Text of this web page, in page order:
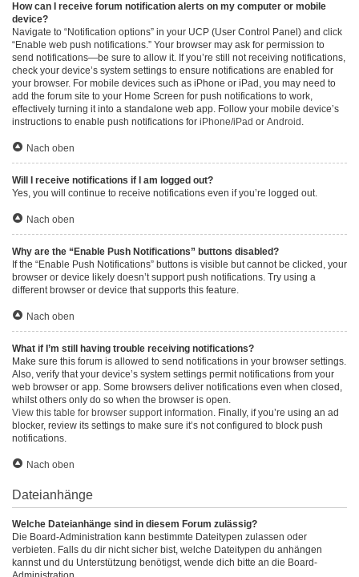
How can I receive forum notification alerts on my computer or mobile
device?
Navigate to “Notification options” in your UCP (User Control Panel) and click
“Enable web push notifications.” Your browser may ask for permission to
send notifications—be sure to allow it. If you’re still not receiving notifications,
check your device’s system settings to ensure notifications are enabled for
your browser. For mobile devices such as iPhone or iPad, you may need to
add the forum site to your Home Screen for push notifications to work,
effectively turning it into a standalone web app. Follow your mobile device’s
instructions to enable push notifications for iPhone/iPad or Android .
Nach oben
Will I receive notifications if I am logged out?
Yes, you will continue to receive notifications even if you’re logged out.
Nach oben
Why are the “Enable Push Notifications” buttons disabled?
If the “Enable Push Notifications” buttons is visible but cannot be clicked, your
browser or device likely doesn’t support push notifications. Try using a
different browser or device that supports this feature.
Nach oben
What if I’m still having trouble receiving notifications?
Make sure this forum is allowed to send notifications in your browser settings.
Also, verify that your device’s system settings permit notifications from your
web browser or app. Some browsers deliver notifications even when closed,
whilst others only do so when the browser is open.
View this table for browser support information. Finally, if you’re using an ad
blocker, review its settings to make sure it’s not configured to block push
notifications.
Nach oben
Dateianhänge
Welche Dateianhänge sind in diesem Forum zulässig?
Die Board-Administration kann bestimmte Dateitypen zulassen oder
verbieten. Falls du dir nicht sicher bist, welche Dateitypen du anhängen
kannst und du Unterstützung benötigst, wende dich bitte an die Board-